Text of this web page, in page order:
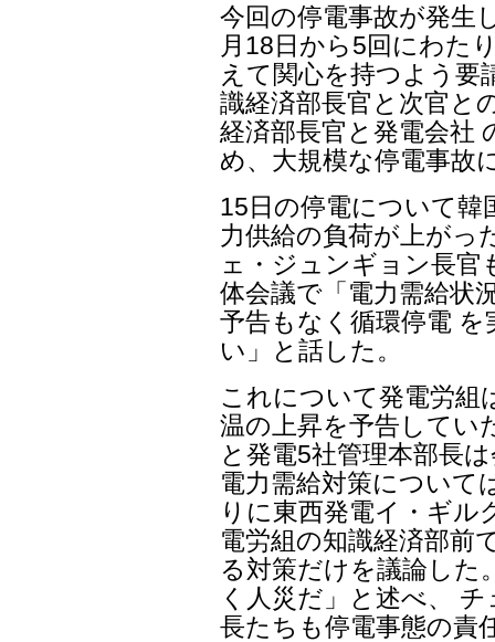
今回の停電事故が発生
月18日から5回にわた
えて関心を持つよう要
識経済部長官と次官と
経済部長官と発電会社
め、大規模な停電事故
15日の停電について韓
力供給の負荷が上がっ
ェ・ジュンギョン長官
体会議で「電力需給状
予告もなく循環停電
い」と話した。
これについて発電労組
温の上昇を予告してい
と発電5社管理本部長
電力需給対策について
りに東西発電イ・ギル
電労組の知識経済部前
る対策だけを議論した
く人災だ」と述べ、
長たちも停電事態の責